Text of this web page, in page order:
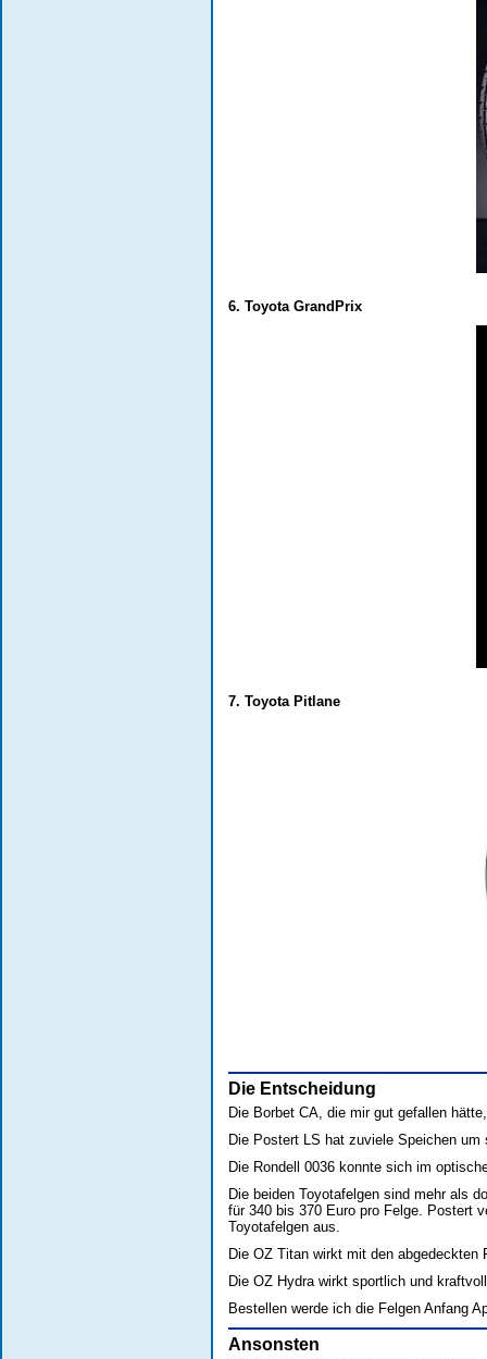
6. Toyota GrandPrix
7. Toyota Pitlane
Die Entscheidung
Die Borbet CA, die mir gut gefallen
Die Postert LS hat zuviele Speichen
Die Rondell 0036 konnte sich im
Die beiden Toyotafelgen sind mehr als
für 340 bis 370 Euro pro Felge. Postert
Toyotafelgen aus.
Die OZ Titan wirkt mit den abgedeckten
Die OZ Hydra wirkt sportlich und
Bestellen werde ich die Felgen Anfang
Ansonsten